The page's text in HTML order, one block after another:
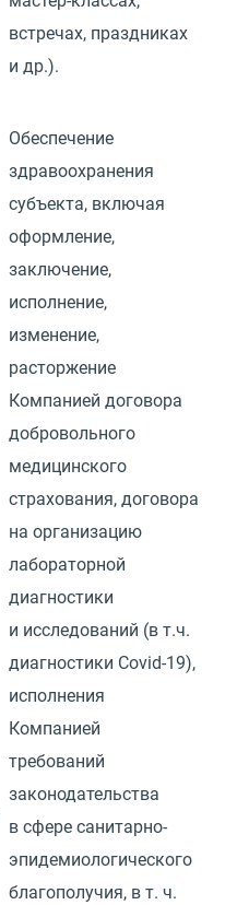
встречах, праздниках
и др.).
Обеспечение
здравоохранения
субъекта, включая
оформление,
заключение,
исполнение,
изменение,
расторжение
Компанией договора
добровольного
медицинского
страхования, договора
на организацию
лабораторной
диагностики
и исследований (в т.ч.
диагностики Covid-19),
исполнения
Компанией
требований
законодательства
в сфере санитарно-
эпидемиологического
благополучия, в т. ч.